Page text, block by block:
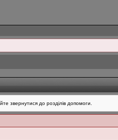
звернутися до розділів допомоги.